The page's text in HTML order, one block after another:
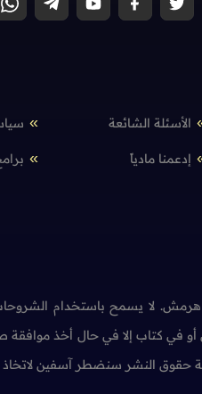
الأسئلة الشائعة
إدعمنا مادياً
لا يسمح باستخدام الشروحات
في كتاب إلا في حال أخذ